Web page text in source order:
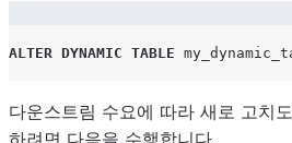
ALTER DYNAMIC TABLE
다운스트림 수요에 따라 새로 고치
하려면 다음을 수행합니다.